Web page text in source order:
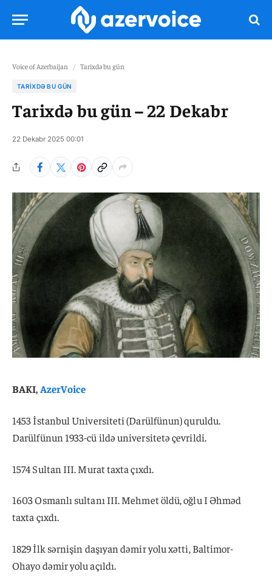
Voice of Azerbaijan / Tarixdə bu gün
TARIXDƏ BU GÜN
Tarixdə bu gün – 22 Dekabr
22 Dekabr 2025 00:01
BAKI,AzerVoice
1453 İstanbul Universiteti (Darülfünun) quruldu.
Darülfünun 1933-cü ildə universitetə ​​çevrildi.
1574 Sultan III. Murat taxta çıxdı.
1603 Osmanlı sultanı III. Mehmet öldü, oğlu I Əhməd
taxta çıxdı.
1829 İlk sərnişin daşıyan dəmir yolu xətti, Baltimor-
Ohayo dəmir yolu açıldı.